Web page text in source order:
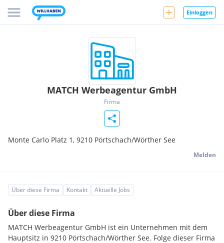
Einloggen
MATCH Werbeagentur GmbH
Firma
Monte Carlo Platz 1, 9210 Pörtschach/Wörther See
Melden
Über diese Firma Kontakt Aktuelle Jobs
Über diese Firma
MATCH Werbeagentur GmbH ist ein Unternehmen mit dem
Hauptsitz in 9210 Pörtschach/Wörther See. Folge dieser Firma